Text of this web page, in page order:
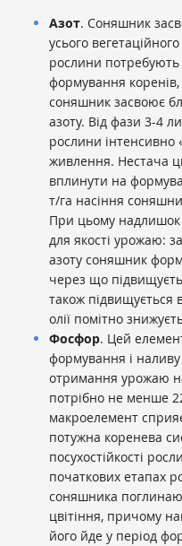
Азот. Соняшник
усього
рослини потребують
формування коренів,
соняшник засвоює
азоту. Від фази 3-4
рослини інтенсивно
живлення. Нестача
вплинути на
т/га насіння
При цьому надлишок
для якості урожаю:
азоту соняшник
через що
також підвищується
олії помітно
Фосфор. Цей
формування і наливу
отримання урожаю
потрібно не менше
макроелемент
потужна коренева
посухостійкості
початкових етапах
соняшника
цвітіння, причому
його йде у період